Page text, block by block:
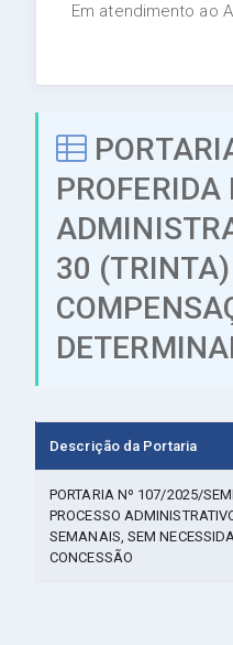
Em atendimento ao
30
Descrição da Portaria
PORTARIA Nº 107/2025/
PROCESSO
SEMANAIS, SEM
CONCESSÃO